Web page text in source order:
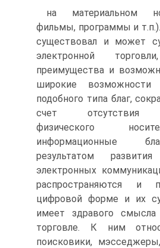
на материальном
фильмы, программы и
существовал и может
электронной
преимущества и
широкие возможности
подобного типа благ,
счет отсутствия
физического
информационные
результатом
электронных
распространяются и
цифровой форме и их
имеет здравого смысла
торговле. К ним
поисковики,